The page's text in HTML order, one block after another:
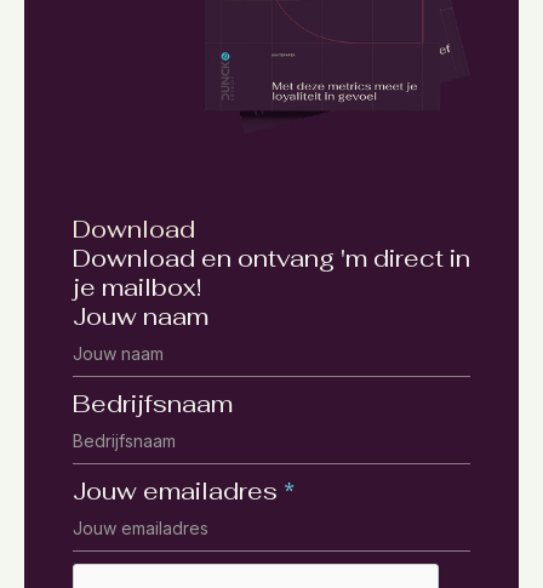
Download
Download en ontvang 'm direct in
je mailbox!
Jouw naam
Bedrijfsnaam
Jouw emailadres *